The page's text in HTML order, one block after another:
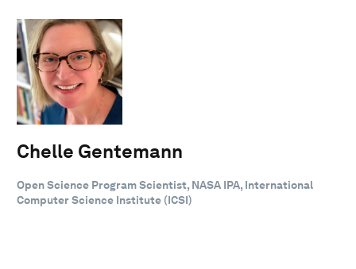
Chelle Gentemann
Open Science Program Scientist, NASA IPA, International
Computer Science Institute (ICSI)